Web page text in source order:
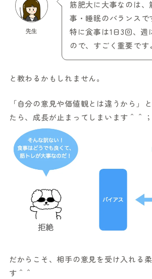
先生
筋肥大に大事なのは、
事・睡眠のバランスで
特に食事は1日3回、週
ので、すごく重要です
と教わるかもしれません。
「自分の意見や価値観とは違うから」
たら、成長が止まってしまいます＾＾；
だからこそ、相手の意見を受け入れる
す＾＾